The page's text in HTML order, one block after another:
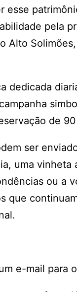
pela
Alto
dedicada
de
ser
uma
ou a
que
e-mail para